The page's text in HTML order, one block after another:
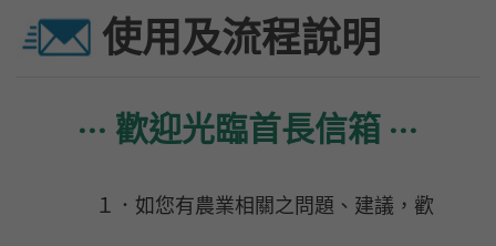
使用及流程說明
‧‧‧ 歡迎光臨首長信箱 ‧‧‧
１．如您有農業相關之問題、建議，歡